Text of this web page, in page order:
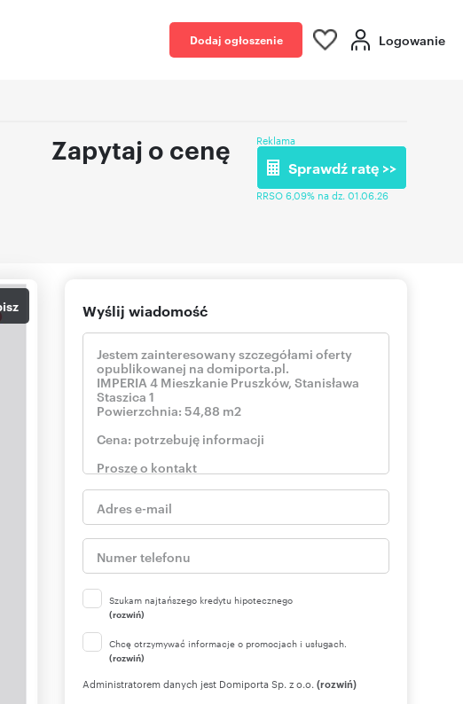
Dodaj ogłoszenie Logowanie
Zapytaj o cenę Reklama
Sprawdź ratę >>
RRSO 6,09% na dz. 01.06.26
Wyślij wiadomość
Szukam najtańszego kredytu hipotecznego
(rozwiń)
Chcę otrzymywać informacje o promocjach i usługach.
(rozwiń)
Administratorem danych jest Domiporta Sp. z o.o. (rozwiń)